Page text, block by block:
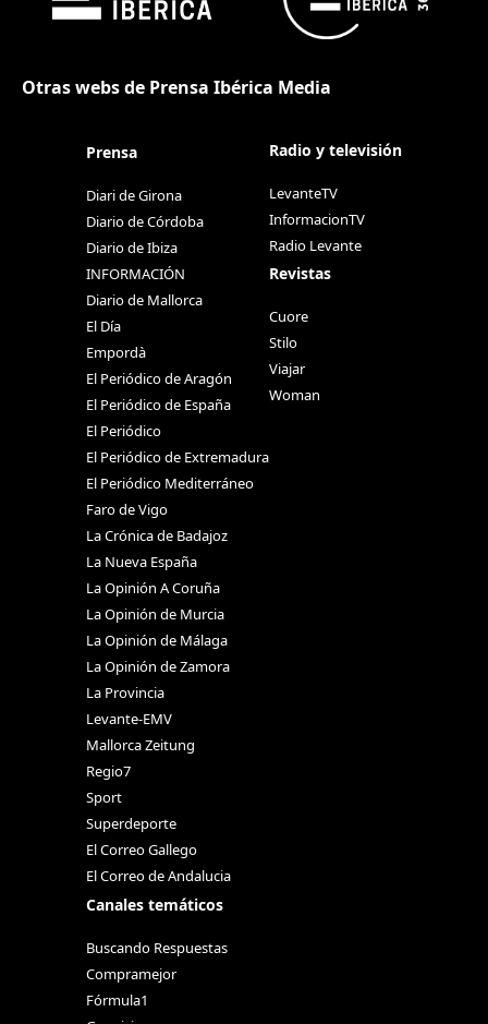
Otras webs de Prensa Ibérica Media
Prensa
Diari de Girona
Diario de Córdoba
Diario de Ibiza
INFORMACIÓN
Diario de Mallorca
El Día
Empordà
El Periódico de Aragón
El Periódico de España
El Periódico
El Periódico de Extremadura
El Periódico Mediterráneo
Faro de Vigo
La Crónica de Badajoz
La Nueva España
La Opinión A Coruña
La Opinión de Murcia
La Opinión de Málaga
La Opinión de Zamora
La Provincia
Levante-EMV
Mallorca Zeitung
Regio7
Sport
Superdeporte
El Correo Gallego
El Correo de Andalucia
Canales temáticos
Buscando Respuestas
Compramejor
Fórmula1
Radio y televisión
LevanteTV
InformacionTV
Radio Levante
Revistas
Cuore
Stilo
Viajar
Woman